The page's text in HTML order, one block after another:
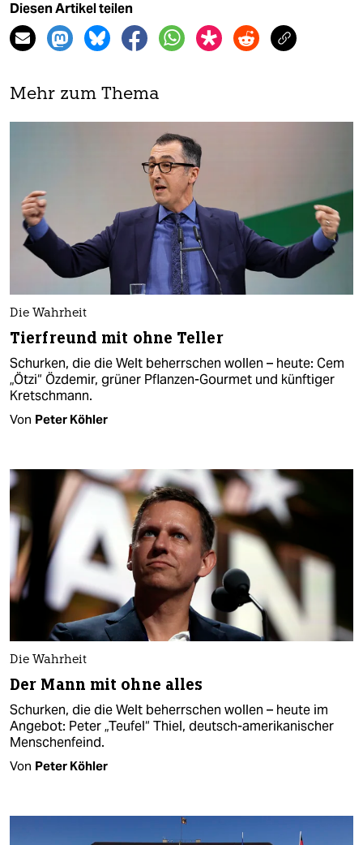
Diesen Artikel teilen
Mehr zum Thema
Die Wahrheit
Tierfreund mit ohne Teller
Schurken, die die Welt beherrschen wollen – heute: Cem
„Ötzi“ Özdemir, grüner Pflanzen-Gourmet und künftiger
Kretschmann.
Von Peter Köhler
Die Wahrheit
Der Mann mit ohne alles
Schurken, die die Welt beherrschen wollen – heute im
Angebot: Peter „Teufel“ Thiel, deutsch-amerikanischer
Menschenfeind.
Von Peter Köhler